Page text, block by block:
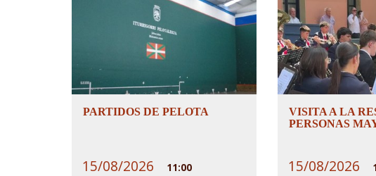
PARTIDOS DE PELOTA
15/08/2026 11:00
VISITA A LA
PERSONAS
15/08/2026